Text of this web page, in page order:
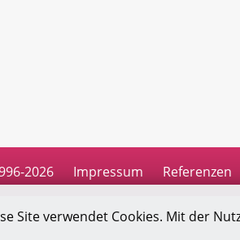
2026 Impressum Referenzen
Site verwendet Cookies. Mit der